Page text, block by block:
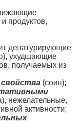
продуктов,
денатурирующие
ухудшающие
получаемых из
(соин);
нежелательные,
активности;